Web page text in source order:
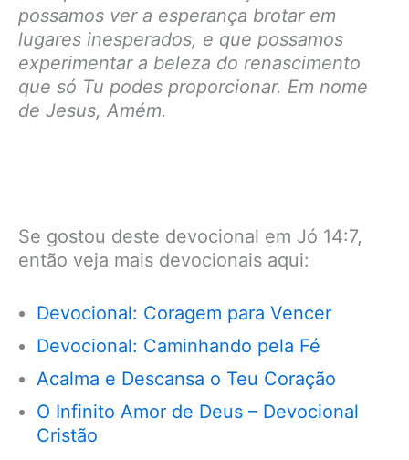
possamos ver a esperança brotar em
lugares inesperados, e que possamos
experimentar a beleza do renascimento
que só Tu podes proporcionar. Em nome
de Jesus, Amém.
Se gostou deste devocional em Jó 14:7,
então veja mais devocionais aqui:
Devocional: Coragem para Vencer
Devocional: Caminhando pela Fé
Acalma e Descansa o Teu Coração
O Infinito Amor de Deus – Devocional
Cristão